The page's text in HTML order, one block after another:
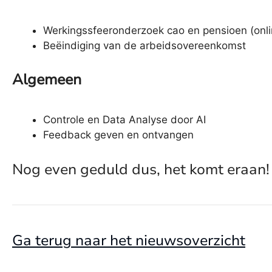
Werkingssfeeronderzoek cao en pensioen
Beëindiging van de arbeidsovereenkomst
Algemeen
Controle en Data Analyse door AI
Feedback geven en ontvangen
Nog even geduld dus, het komt eraan!
Ga terug naar het nieuwsoverzicht